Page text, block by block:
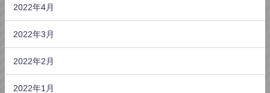
2022年4月
2022年3月
2022年2月
2022年1月